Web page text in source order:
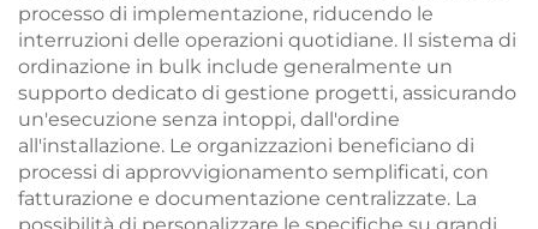
processo di implementazione, riducendo le
interruzioni delle operazioni quotidiane. Il sistema di
ordinazione in bulk include generalmente un
supporto dedicato di gestione progetti, assicurando
un'esecuzione senza intoppi, dall'ordine
all'installazione. Le organizzazioni beneficiano di
processi di approvvigionamento semplificati, con
fatturazione e documentazione centralizzate. La